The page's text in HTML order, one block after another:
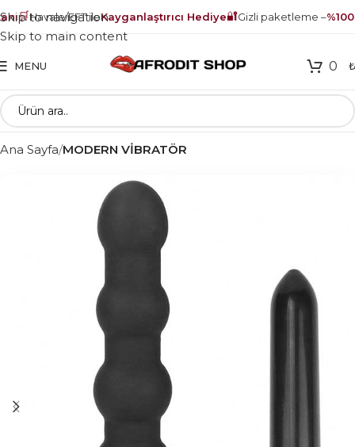
🛒Havale/EFT ileKayganlaştırıcı Hediye🔐Gizli paketleme – %100
Skip to navigation
Skip to main content
MENU 0 ₺
Ana Sayfa MODERN VİBRATÖR